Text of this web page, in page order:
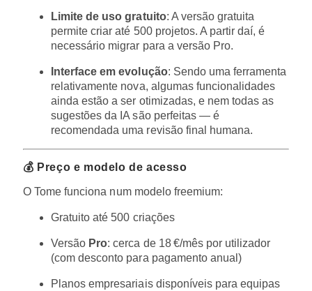
Limite de uso gratuito: A versão gratuita
permite criar até 500 projetos. A partir daí, é
necessário migrar para a versão Pro.
Interface em evolução: Sendo uma ferramenta
relativamente nova, algumas funcionalidades
ainda estão a ser otimizadas, e nem todas as
sugestões da IA são perfeitas — é
recomendada uma revisão final humana.
💰 Preço e modelo de acesso
O Tome funciona num modelo freemium:
Gratuito até 500 criações
Versão Pro: cerca de 18 €/mês por utilizador
(com desconto para pagamento anual)
Planos empresariais disponíveis para equipas